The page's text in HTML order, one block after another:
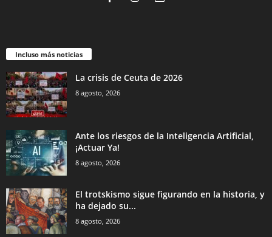
Incluso más noticias
La crisis de Ceuta de 2026
8 agosto, 2026
Ante los riesgos de la Inteligencia Artificial,
¡Actuar Ya!
8 agosto, 2026
El trotskismo sigue figurando en la historia, y
ha dejado su...
8 agosto, 2026